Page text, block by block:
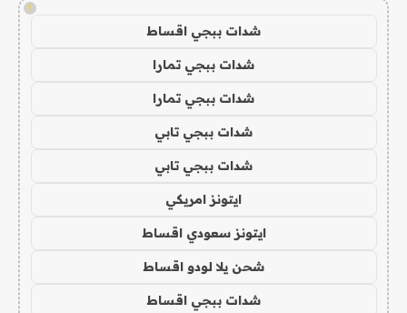
!
شدات ببجي اقساط
شدات ببجي تمارا
شدات ببجي تمارا
شدات ببجي تابي
شدات ببجي تابي
ايتونز امريكي
ايتونز سعودي اقساط
شحن يلا لودو اقساط
شدات ببجي اقساط